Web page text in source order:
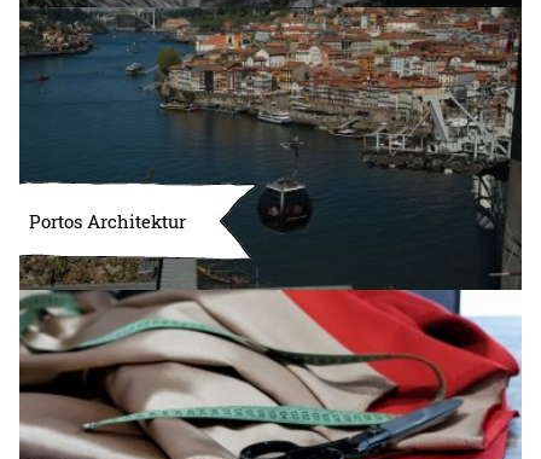
Portos Architektur